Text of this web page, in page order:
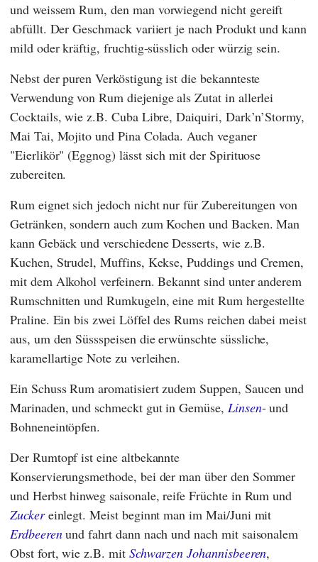
und weissem Rum, den man vorwiegend nicht gereift
abfüllt. Der Geschmack variiert je nach Produkt und kann
mild oder kräftig, fruchtig-süsslich oder würzig sein.
Nebst der puren Verköstigung ist die bekannteste
Verwendung von Rum diejenige als Zutat in allerlei
Cocktails, wie z.B. Cuba Libre, Daiquiri, Dark’n’Stormy,
Mai Tai, Mojito und Pina Colada. Auch veganer
"Eierlikör" (Eggnog) lässt sich mit der Spirituose
zubereiten.
Rum eignet sich jedoch nicht nur für Zubereitungen von
Getränken, sondern auch zum Kochen und Backen. Man
kann Gebäck und verschiedene Desserts, wie z.B.
Kuchen, Strudel, Muffins, Kekse, Puddings und Cremen,
mit dem Alkohol verfeinern. Bekannt sind unter anderem
Rumschnitten und Rumkugeln, eine mit Rum hergestellte
Praline. Ein bis zwei Löffel des Rums reichen dabei meist
aus, um den Süssspeisen die erwünschte süssliche,
karamellartige Note zu verleihen.
Ein Schuss Rum aromatisiert zudem Suppen, Saucen und
Marinaden, und schmeckt gut in Gemüse, Linsen- und
Bohneneintöpfen.
Der Rumtopf ist eine altbekannte
Konservierungsmethode, bei der man über den Sommer
und Herbst hinweg saisonale, reife Früchte in Rum und
Zuckereinlegt. Meist beginnt man im Mai/Juni mit
Erdbeerenund fahrt dann nach und nach mit saisonalem
Obst fort, wie z.B. mit Schwarzen Johannisbeeren,